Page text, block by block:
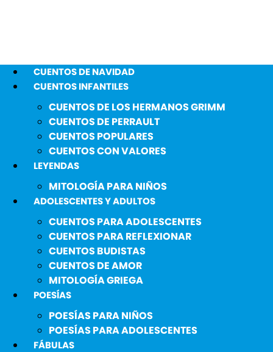
CUENTOS DE NAVIDAD
CUENTOS INFANTILES
CUENTOS DE LOS HERMANOS GRIMM
CUENTOS DE PERRAULT
CUENTOS POPULARES
CUENTOS CON VALORES
LEYENDAS
MITOLOGÍA PARA NIÑOS
ADOLESCENTES Y ADULTOS
CUENTOS PARA ADOLESCENTES
CUENTOS PARA REFLEXIONAR
CUENTOS BUDISTAS
CUENTOS DE AMOR
MITOLOGÍA GRIEGA
POESÍAS
POESÍAS PARA NIÑOS
POESÍAS PARA ADOLESCENTES
FÁBULAS